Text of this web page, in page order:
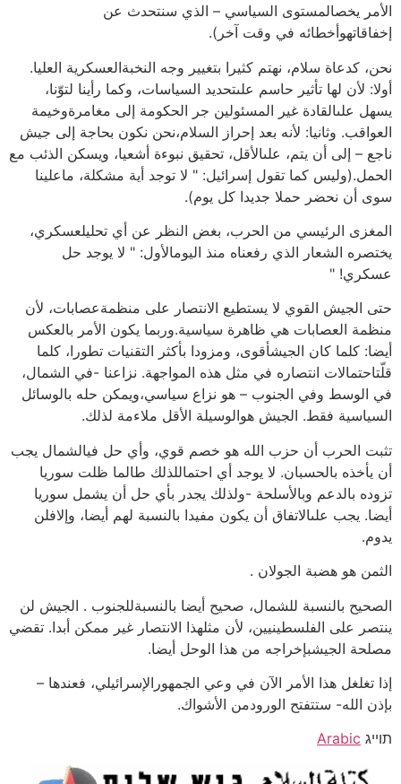
الأمر يخصالمستوى السياسي – الذي سنتحدث عن
إخفاقاتهوأخطائه في وقت آخر).
نحن، كدعاة سلام، نهتم كثيرا بتغيير وجه النخبةالعسكرية العليا.
أولا: لأن لها تأثير حاسم علىتحديد السياسات، وكما رأينا لتوّنا،
يسهل علىالقادة غير المسئولين جر الحكومة إلى مغامرةوخيمة
العواقب. وثانيا: لأنه بعد إحراز السلام،نحن نكون بحاجة إلى جيش
ناجع – إلى أن يتم، علىالأقل، تحقيق نبوءة أشعيا، ويسكن الذئب مع
الحمل.(وليس كما تقول إسرائيل: " لا توجد أية مشكلة، ماعلينا
سوى أن نحضر حملا جديدا كل يوم).
المغزى الرئيسي من الحرب، بغض النظر عن أي تحليلعسكري،
يختصره الشعار الذي رفعناه منذ اليومالأول: " لا يوجد حل
عسكري! "
حتى الجيش القوي لا يستطيع الانتصار على منظمةعصابات، لأن
منظمة العصابات هي ظاهرة سياسية.وربما يكون الأمر بالعكس
أيضا: كلما كان الجيشأقوى، ومزودا بأكثر التقنيات تطورا، كلما
قلّتاحتمالات انتصاره في مثل هذه المواجهة. نزاعنا -في الشمال،
في الوسط وفي الجنوب – هو نزاع سياسي،ويمكن حله بالوسائل
السياسية فقط. الجيش هوالوسيلة الأقل ملاءمة لذلك.
تثبت الحرب أن حزب الله هو خصم قوي، وأي حل فيالشمال يجب
أن يأخذه بالحسبان. لا يوجد أي احتماللذلك طالما ظلت سوريا
تزوده بالدعم وبالأسلحة -ولذلك يجدر بأي حل أن يشمل سوريا
أيضا. يجب علىالاتفاق أن يكون مفيدا بالنسبة لهم أيضا، وإلافلن
يدوم.
الثمن هو هضبة الجولان .
الصحيح بالنسبة للشمال، صحيح أيضا بالنسبةللجنوب . الجيش لن
ينتصر على الفلسطينيين، لأن مثلهذا الانتصار غير ممكن أبدا. تقضي
مصلحة الجيشبإخراجه من هذا الوحل أيضا.
إذا تغلغل هذا الأمر الآن في وعي الجمهورالإسرائيلي، فعندها –
بإذن الله- ستتفتح الورودمن الأشواك.
תוייג Arabic